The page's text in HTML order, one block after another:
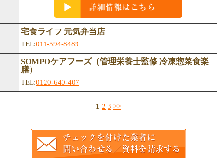
宅食ライフ 元気弁当店
TEL:011-594-8489
SOMPOケアフーズ（管理栄養士監修 冷凍惣菜食楽
膳）
TEL:0120-640-407
1 2 3 >>